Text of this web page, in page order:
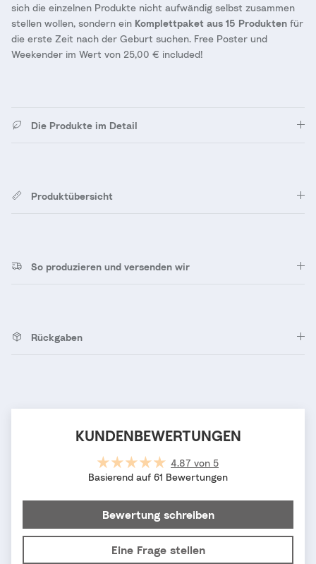
sich die einzelnen Produkte nicht aufwändig selbst zusammen
stellen wollen, sondern ein Komplettpaket aus 15 Produkten für
die erste Zeit nach der Geburt suchen. Free Poster und
Weekender im Wert von 25,00 € included!
Die Produkte im Detail
Produktübersicht
So produzieren und versenden wir
Rückgaben
KUNDENBEWERTUNGEN
4.87 von 5
Basierend auf 61 Bewertungen
Bewertung schreiben
Eine Frage stellen